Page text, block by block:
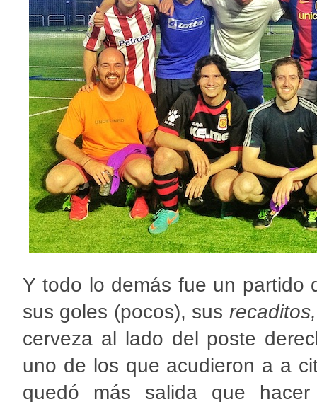
Y todo lo demás fue un partido
sus goles (pocos), sus recaditos,
cerveza al lado del poste
uno de los que acudieron a a
quedó más salida que